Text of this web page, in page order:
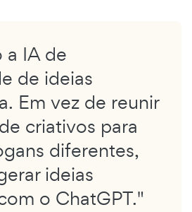
a IA de
de ideias
Em vez de reunir
criativos para
diferentes,
ideias
o ChatGPT."